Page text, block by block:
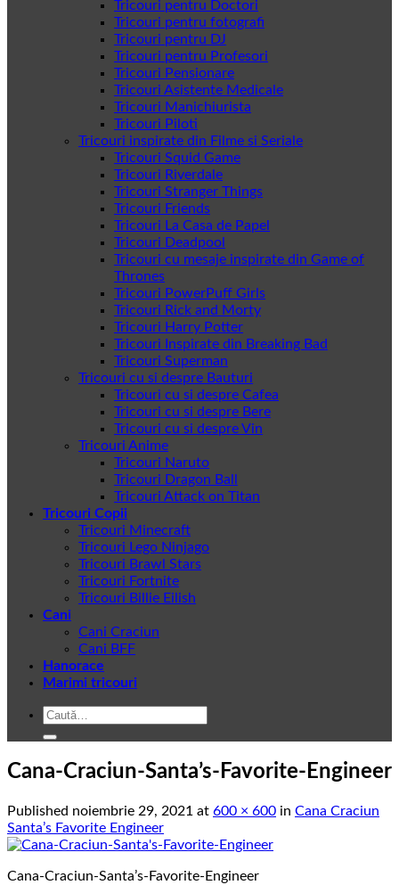
Tricouri pentru Doctori
Tricouri pentru fotografi
Tricouri pentru DJ
Tricouri pentru Profesori
Tricouri Pensionare
Tricouri Asistente Medicale
Tricouri Manichiurista
Tricouri Piloti
Tricouri inspirate din Filme si Seriale
Tricouri Squid Game
Tricouri Riverdale
Tricouri Stranger Things
Tricouri Friends
Tricouri La Casa de Papel
Tricouri Deadpool
Tricouri cu mesaje inspirate din Game of
Thrones
Tricouri PowerPuff Girls
Tricouri Rick and Morty
Tricouri Harry Potter
Tricouri Inspirate din Breaking Bad
Tricouri Superman
Tricouri cu si despre Bauturi
Tricouri cu si despre Cafea
Tricouri cu si despre Bere
Tricouri cu si despre Vin
Tricouri Anime
Tricouri Naruto
Tricouri Dragon Ball
Tricouri Attack on Titan
Tricouri Copii
Tricouri Minecraft
Tricouri Lego Ninjago
Tricouri Brawl Stars
Tricouri Fortnite
Tricouri Billie Eilish
Cani
Cani Craciun
Cani BFF
Hanorace
Marimi tricouri
Caută
Cana-Craciun-Santa’s-Favorite-Engineer
Published noiembrie 29, 2021 at 600 × 600 in Cana Craciun
Santa’s Favorite Engineer
Cana-Craciun-Santa’s-Favorite-Engineer